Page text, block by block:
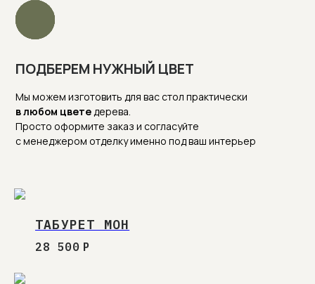
в любом цвете
Просто оформите заказ и согласуйте
с менеджером отделку именно под ваш интерьер
ТАБУРЕТ МОН
28 500 Р